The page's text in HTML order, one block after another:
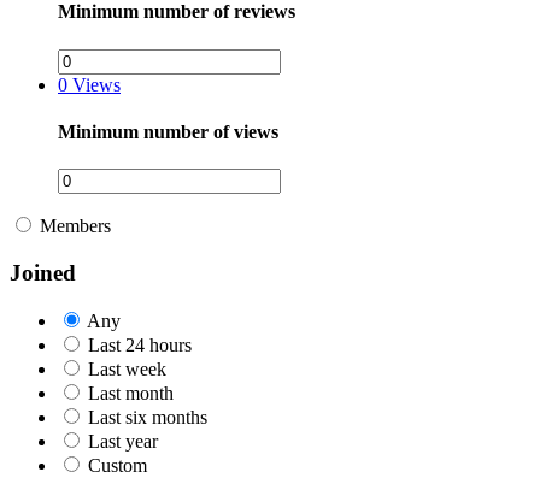
Minimum number of reviews
0 Views
Minimum number of views
Members
Joined
Any
Last 24 hours
Last week
Last month
Last six months
Last year
Custom